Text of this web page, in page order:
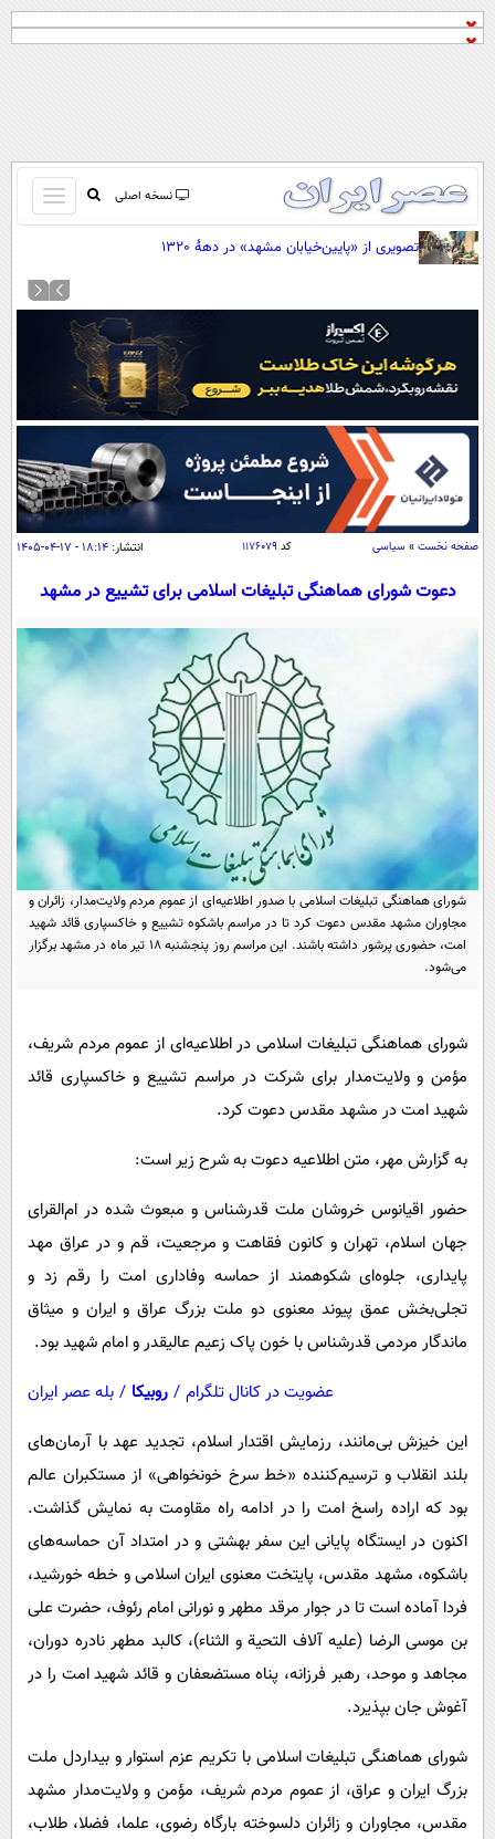
نسخه اصلی
باز
و
کردن
منو
صفحه اول
نظرسنجی
آب و هوا
سواد زندگی
سیاسی
اقتصاد
جامعه
حوادث
سلامت
یک برش دانایی
محیط زیست
سفر و تفریح
بین الملل
سیاست خارجی
فرهنگ و هنر
علم و دانش
فناوری و It
اخبار کریپتو
قرآن
گوناگون
سرگرمی
باشگاه مغز
مجله تصویری سلاح
فیلم
اقتصاد
ورزش
فناوری
گوناگون
حوادث
محیط زیست
سلامت
فرهنگی
بین الملل
عصر ایران 2
خواندنی ها و دیدنی ها
داستان کوتاه
روانشناسی
آشپزی
دانلود
آموزش زبان
تصویری از «پایین‌خیابان مشهد» در دهۀ 1320
صفحه نخست » سیاسی کد ۱۱۷۶۰۷۹ انتشار: ۱۸:۱۴ - ۱۷-۰۴-۱۴۰۵
دعوت شورای هماهنگی تبلیغات اسلامی برای تشییع در مشهد
شورای هماهنگی تبلیغات اسلامی با صدور اطلاعیه‌ای از عموم مردم ولایت‌مدار، زائران و
مجاوران مشهد مقدس دعوت کرد تا در مراسم باشکوه تشییع و خاکسپاری قائد شهید
امت، حضوری پرشور داشته باشند. این مراسم روز پنجشنبه ۱۸ تیر ماه در مشهد برگزار
می‌شود.
شورای هماهنگی تبلیغات اسلامی در اطلاعیه‌ای از عموم مردم شریف،
مؤمن و ولایت‌مدار برای شرکت در مراسم تشییع و خاکسپاری قائد
شهید امت در مشهد مقدس دعوت کرد.
به گزارش مهر، متن اطلاعیه دعوت به شرح زیر است:
حضور اقیانوس خروشان ملت‌ قدرشناس و مبعوث شده در ام‌القرای
جهان اسلام، تهران و کانون فقاهت و مرجعیت، قم و در عراق مهد
پایداری، جلوه‌ای شکوهمند از حماسه وفاداری امت را رقم زد و
تجلی‌بخش عمق پیوند معنوی دو ملت بزرگ عراق و ایران و میثاق
ماندگار مردمی قدرشناس با خون پاک زعیم عالیقدر و امام شهید بود.
عضویت در کانال تلگرام / روبیکا / بله عصر ایران
این خیزش بی‌مانند، رزمایش اقتدار اسلام، تجدید عهد با آرمان‌های
بلند انقلاب و ترسیم‌کننده «خط سرخ خونخواهی» از مستکبران عالم
بود که اراده راسخ امت را در ادامه راه مقاومت به نمایش گذاشت.
اکنون در ایستگاه پایانی این سفر بهشتی و در امتداد آن حماسه‌های
باشکوه، مشهد مقدس، پایتخت معنوی ایران اسلامی و خطه خورشید،
فردا آماده است تا در جوار مرقد مطهر و نورانی امام رئوف، حضرت علی
بن موسی الرضا (علیه آلاف التحیة و الثناء)، کالبد مطهر نادره دوران،
مجاهد و موحد، رهبر فرزانه، پناه مستضعفان و قائد شهید امت را در
آغوش جان بپذیرد.
شورای هماهنگی تبلیغات اسلامی با تکریم عزم استوار و بیداردل ملت
بزرگ ایران و عراق، از عموم مردم شریف، مؤمن و ولایت‌مدار مشهد
مقدس، مجاوران و زائران دلسوخته بارگاه رضوی، علما، فضلا، طلاب،